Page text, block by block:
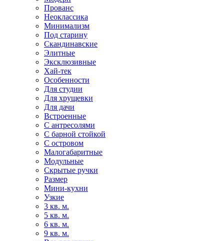
Прованс
Неоклассика
Минимализм
Под старину
Скандинавские
Элитные
Эксклюзивные
Хай-тек
Особенности
Для студии
Для хрущевки
Для дачи
Встроенные
С антресолями
С барной стойкой
С островом
Малогабаритные
Модульные
Скрытые ручки
Размер
Мини-кухни
Узкие
3 кв. м.
5 кв. м.
6 кв. м.
9 кв. м.